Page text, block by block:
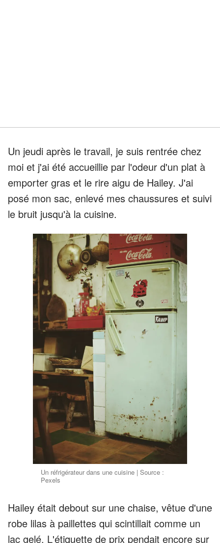
Un jeudi après le travail, je suis rentrée chez
moi et j'ai été accueillie par l'odeur d'un plat à
emporter gras et le rire aigu de Hailey. J'ai
posé mon sac, enlevé mes chaussures et suivi
le bruit jusqu'à la cuisine.
Un réfrigérateur dans une cuisine | Source :
Pexels
Hailey était debout sur une chaise, vêtue d'une
robe lilas à paillettes qui scintillait comme un
lac gelé. L'étiquette de prix pendait encore sur